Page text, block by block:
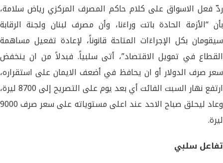
ردّ فعل الاسواق على كلام حاكم المصرف المركزي رياض سلامة،
بأن “الأزمة الحادة باتت وراءَنا، وأن مصرف لبنان ولجنة الرقابة
سيقومان بكل الإجراءَات المتاحة قانوناً، لإعادة تفعيل مساهمة
القطاع في تمويل الاقتصاد”، أتى سلبياً. فبدلاً من ان ينخفض
سعر صرف الدولار أو ان يحافظ في أضعف الايمان على استقراره،
ارتفع نهار السبت الفائت أي بعد يوم على التصريح إلى 8700 ليرة،
وعاد ليحلق صباح الاحد عند اعلى مستوياته على سعر صرف 9000
ليرة.
تفاعل سلبي